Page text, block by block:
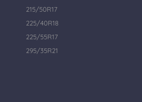
215/50R17
225/40R18
225/55R17
295/35R21